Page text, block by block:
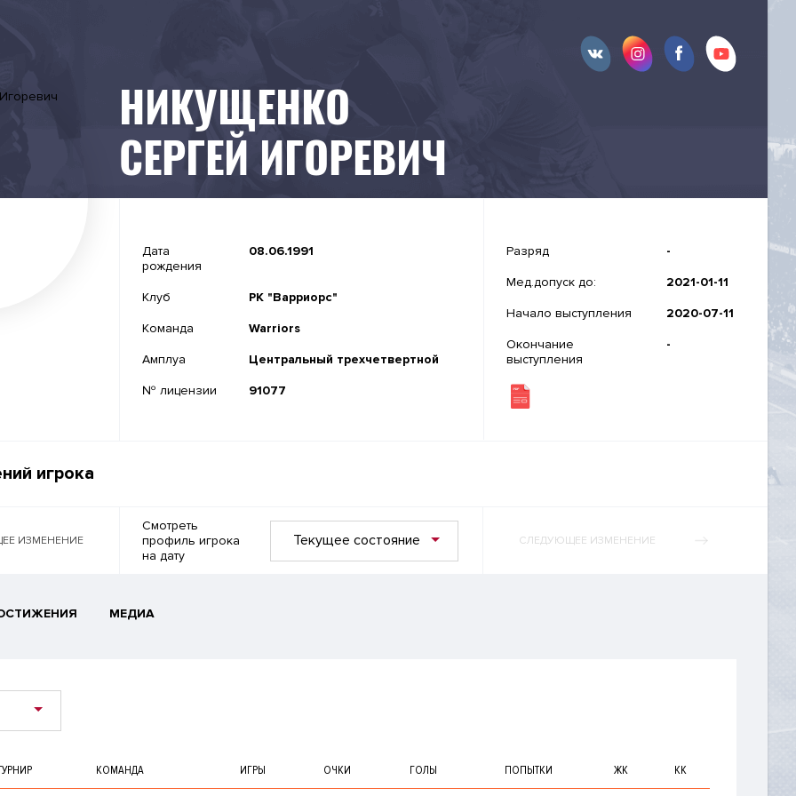
НИКУЩЕНКО
СЕРГЕЙ ИГОРЕВИЧ
Дата
рождения
08.06.1991
Клуб РК "Варриорс"
Команда Warriors
Амплуа Центральный трехчетвертной
№ лицензии 91077
Разряд -
Мед.допуск до: 2021-01-11
Начало выступления 2020-07-11
Окончание
выступления
-
игрока
ИЗМЕНЕНИЕ
Смотреть
профиль игрока
на дату
Текущее состояние СЛЕДУЮЩЕЕ ИЗМЕНЕНИЕ
МЕДИА
КОМАНДА ИГРЫ ОЧКИ ГОЛЫ ПОПЫТКИ ЖК КК